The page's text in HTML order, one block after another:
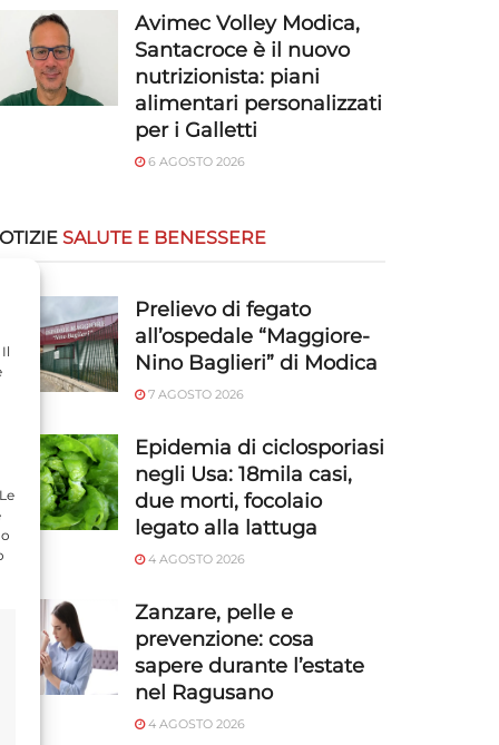
Avimec Volley Modica,
Santacroce è il nuovo
nutrizionista: piani
alimentari personalizzati
per i Galletti
6 AGOSTO 2026
SALUTE E BENESSERE
Prelievo di fegato
all’ospedale “Maggiore-
Nino Baglieri” di Modica
7 AGOSTO 2026
Epidemia di ciclosporiasi
negli Usa: 18mila casi,
due morti, focolaio
legato alla lattuga
4 AGOSTO 2026
Zanzare, pelle e
prevenzione: cosa
sapere durante l’estate
nel Ragusano
4 AGOSTO 2026